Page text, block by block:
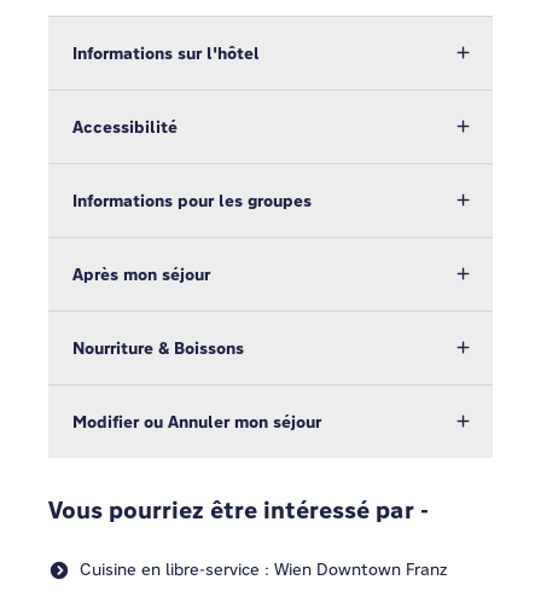
Informations sur l'hôtel
Accessibilité
Informations pour les groupes
Après mon séjour
Nourriture & Boissons
Modifier ou Annuler mon séjour
Vous pourriez être intéressé par -
Cuisine en libre-service : Wien Downtown Franz